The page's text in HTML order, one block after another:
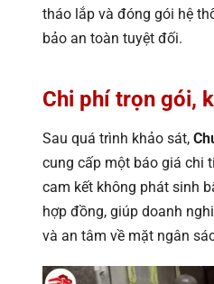
tháo lắp và đóng gói hệ
bảo an toàn tuyệt đối.
Chi phí trọn gói,
Sau quá trình khảo sát,
cung cấp một báo giá chi
cam kết không phát sinh
hợp đồng, giúp doanh
và an tâm về mặt ngân